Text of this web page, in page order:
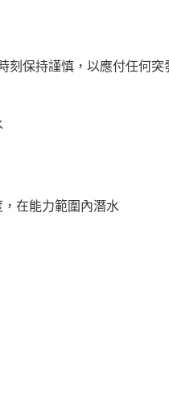
刻保持謹慎，以應付任何
在能力範圍內潛水